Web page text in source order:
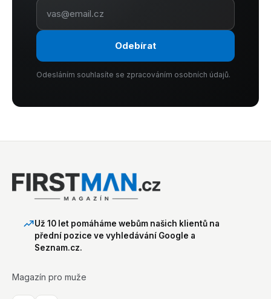
Odebírat
Odesláním souhlasíte se zpracováním osobních údajů.
Už 10 let pomáháme webům našich klientů na
přední pozice ve vyhledávání Google a
Seznam.cz.
Magazín pro muže